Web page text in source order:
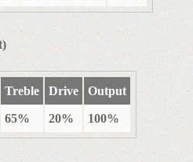
Treble
65%
Drive
20%
Output
100%